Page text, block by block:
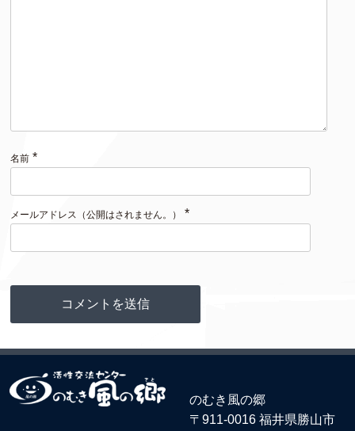
名前 *
メールアドレス（公開はされません。） *
のむき風の郷
〒911-0016 福井県勝山市